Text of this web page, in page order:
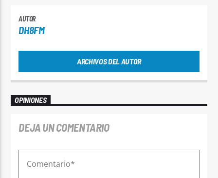
AUTOR
DH8FM
ARCHIVOS DEL AUTOR
OPINIONES
DEJA UN COMENTARIO